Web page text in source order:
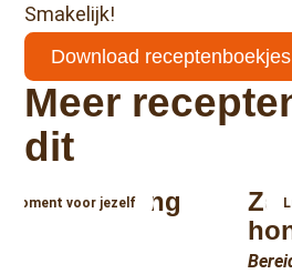
Smakelijk!
Download receptenboekjes
Meer
dit
met honing
Moment voor jezelf